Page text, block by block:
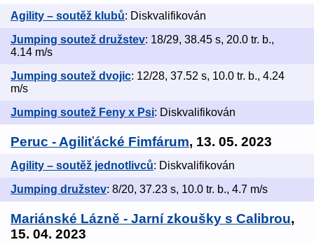
Agility – soutěž klubů: Diskvalifikován
Jumping soutež družstev: 18/29, 38.45 s, 20.0 tr. b.,
4.14 m/s
Jumping soutež dvojic: 12/28, 37.52 s, 10.0 tr. b., 4.24
m/s
Jumping soutež Feny x Psi: Diskvalifikován
Peruc - Agiliťácké Fimfárum, 13. 05. 2023
Agility – soutěž jednotlivců: Diskvalifikován
Jumping družstev: 8/20, 37.23 s, 10.0 tr. b., 4.7 m/s
Mariánské Lázně - Jarní zkoušky s Calibrou,
15. 04. 2023